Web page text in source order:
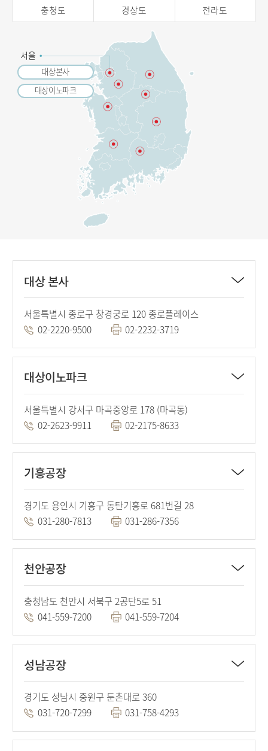
충청도
경상도 전라도
서울
대상본사
대상이노파크
대상 본사
서울특별시 종로구 창경궁로 120 종로플레이스
02-2220-9500
02-2232-3719
대상이노파크
서울특별시 강서구 마곡중앙로 178 (마곡동)
02-2623-9911
02-2175-8633
기흥공장
경기도 용인시 기흥구 동탄기흥로 681번길 28
031-280-7813
031-286-7356
천안공장
충청남도 천안시 서북구 2공단5로 51
041-559-7200
041-559-7204
성남공장
경기도 성남시 중원구 둔촌대로 360
031-720-7299
031-758-4293